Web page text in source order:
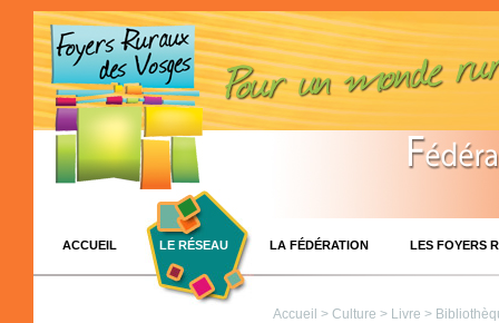
ACCUEIL LE RÉSEAU LA FÉDÉRATION LES FOYERS
Accueil > Culture > Livre >